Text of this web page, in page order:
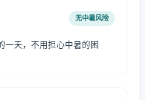
无中暑风险
一天，不用担心中暑的困